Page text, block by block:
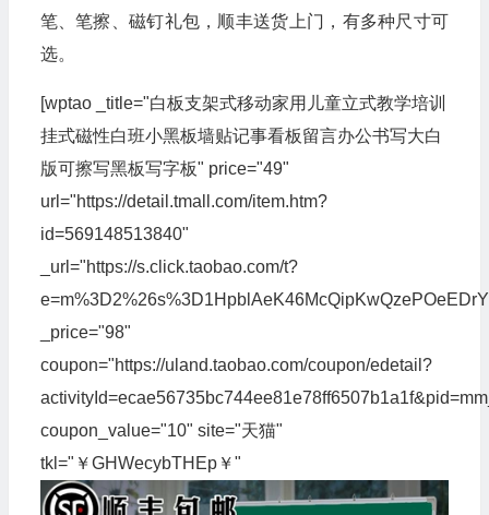
笔、笔擦、磁钉礼包，顺丰送货上门，有多种尺寸可
选。
[wptao _title="白板支架式移动家用儿童立式教学培训
挂式磁性白班小黑板墙贴记事看板留言办公书写大白
版可擦写黑板写字板" price="49"
url="https://detail.tmall.com/item.htm?
id=569148513840"
_url="https://s.click.taobao.com/t?
_price="98"
coupon="https://uland.taobao.com/coupon/edetail?
coupon_value="10" site="天猫"
tkl="￥GHWecybTHEp￥"